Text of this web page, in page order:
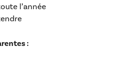
l’année
: